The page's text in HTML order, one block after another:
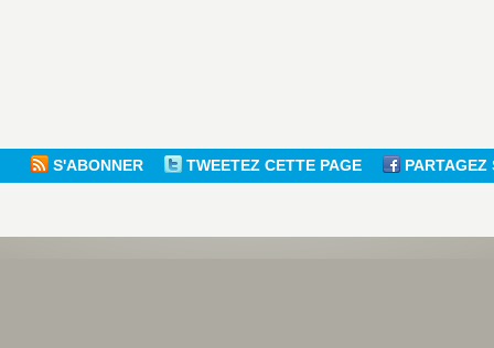
S'ABONNER TWEETEZ CETTE PAGE PARTAGEZ